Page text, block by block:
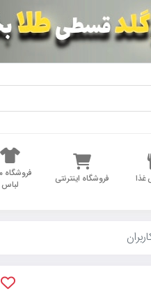
غذا فروشگاه اینترنتی
فروشگاه
لباس